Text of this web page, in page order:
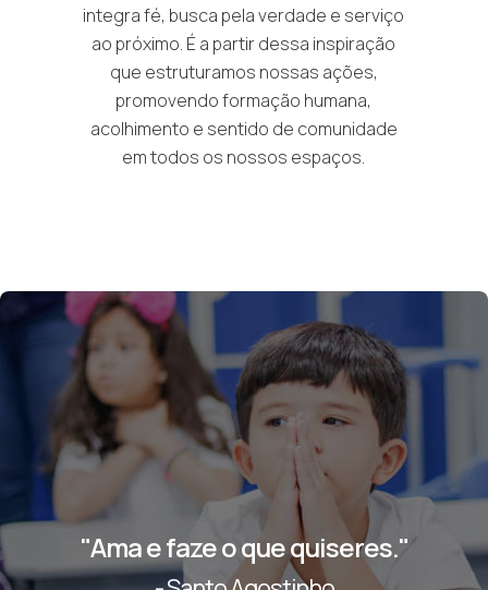
integra fé, busca pela verdade e serviço
ao próximo. É a partir dessa inspiração
que estruturamos nossas ações,
promovendo formação humana,
acolhimento e sentido de comunidade
em todos os nossos espaços.
"Ama e faze o que quiseres."